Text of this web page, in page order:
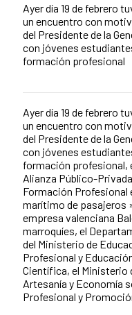
Ayer día 19 de febrero
un encuentro con
del Presidente de la
con jóvenes
formación profesional
Contenido de la
Ayer día 19 de febrero
un encuentro con
del Presidente de la
con jóvenes
formación profesional,
Alianza Público-
Formación Profesional
marítimo de pasajeros
empresa valenciana
marroquíes, el
del Ministerio de
Profesional y
Científica, el Ministerio
Artesanía y Economía
Profesional y